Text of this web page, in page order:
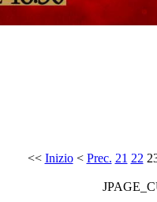
<< Inizio< Prec. 21 22